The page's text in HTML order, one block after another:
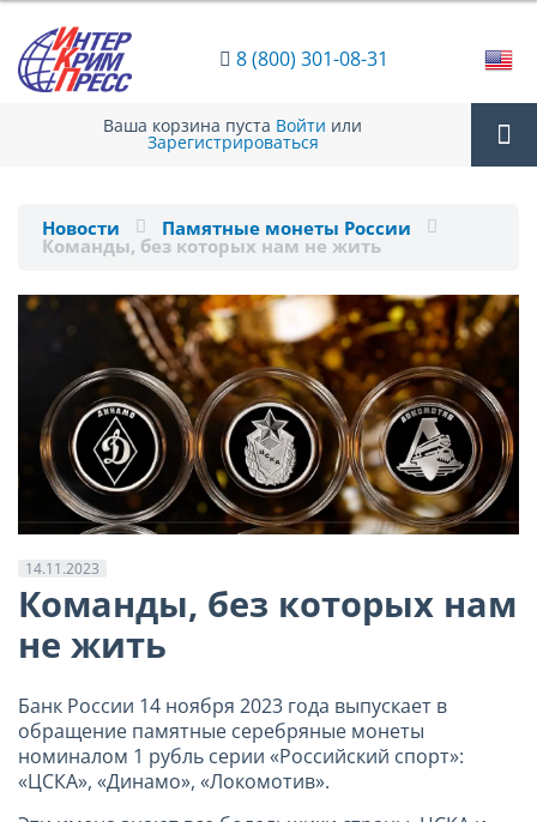
8 (800) 301-08-31
Ваша корзина пуста Войти или
Зарегистрироваться
Новости Памятные монеты России
Команды, без которых нам не жить
14.11.2023
Команды, без которых нам
не жить
Банк России 14 ноября 2023 года выпускает в
обращение памятные серебряные монеты
номиналом 1 рубль серии «Российский спорт»:
«ЦСКА», «Динамо», «Локомотив».